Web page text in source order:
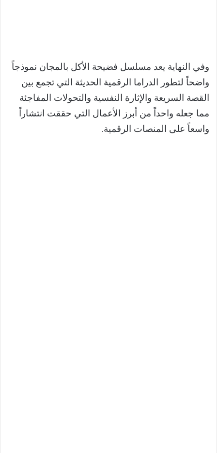
وفي النهاية يعد مسلسل فضيحة الأكل بالمجان نموذجاً
واضحاً لتطور الدراما الرقمية الحديثة التي تجمع بين
القصة السريعة والإثارة النفسية والتحولات المفاجئة
مما جعله واحداً من أبرز الأعمال التي حققت انتشاراً
واسعاً على المنصات الرقمية.